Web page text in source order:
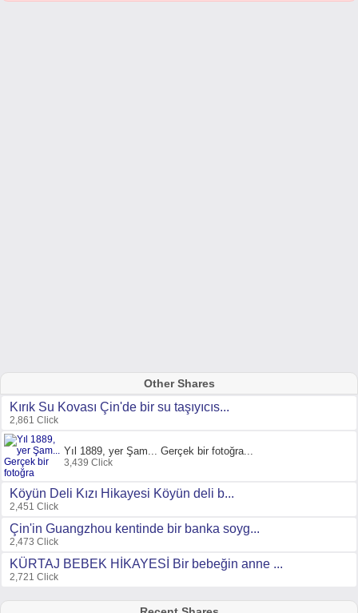
Other Shares
Kırık Su Kovası Çin'de bir su taşıyıcıs...
2,861 Click
Yıl 1889, yer Şam... Gerçek bir fotoğra...
3,439 Click
Köyün Deli Kızı Hikayesi Köyün deli b...
2,451 Click
Çin'in Guangzhou kentinde bir banka soyg...
2,473 Click
KÜRTAJ BEBEK HİKAYESİ Bir bebeğin anne ...
2,721 Click